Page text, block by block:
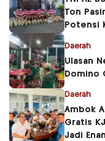
Ton
Potensi
Daerah
Ulasan
Domino
Daerah
Ambok
Gratis
Jadi